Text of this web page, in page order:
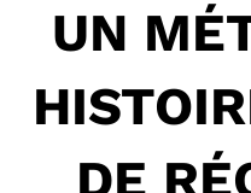
UN
DE